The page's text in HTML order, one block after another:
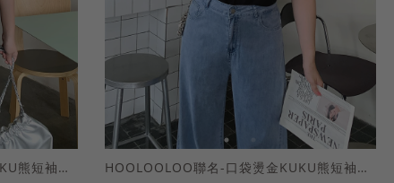
HOOLOOLOO聯名-口袋燙金KUKU熊短袖上衣 HOOLOOLOO聯名-口袋燙金KUKU熊短袖上衣